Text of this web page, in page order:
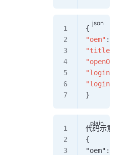
{
"oem" :
"title"
}
代码示意：
{
"oem":